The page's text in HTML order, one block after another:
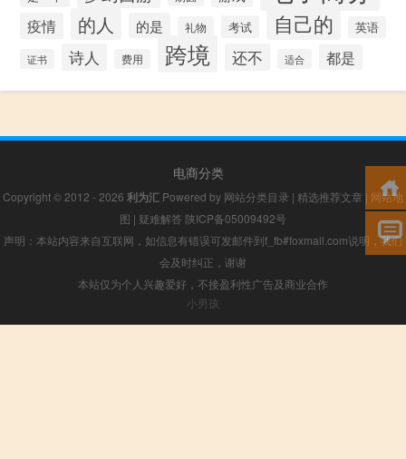
疫情 的人 的是 礼物 考试 自己的 英语
证书 诗人 费用 跨境 还不 适合 都是
电商分类
Copyright © 2012 - 2026 利为汇 Powered by 网站分类目录 | 精选推荐文章 | 网站地
图 | 疑难解答 陕ICP备05009492号
声明：本站内容来自互联网，如信息有错误可发邮件到f_fb#foxmail.com说明，我们
会及时纠正，谢谢
本站仅为个人兴趣爱好，不接盈利性广告及商业合作
小男孩